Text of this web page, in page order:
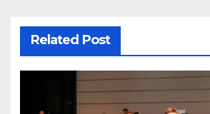
Related Post